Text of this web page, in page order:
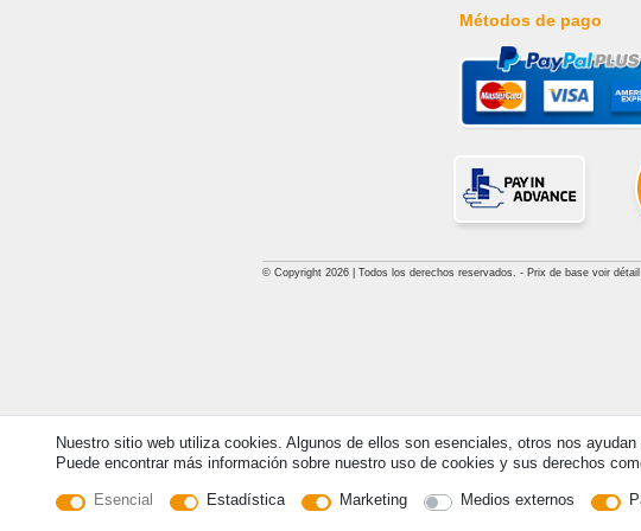
Métodos de pago
© Copyright 2026 | Todos los derechos reservados. - Prix de base voir
Nuestro sitio web utiliza cookies. Algunos de ellos son esenciales, otros nos
Puede encontrar más información sobre nuestro uso de cookies y sus derechos
Esencial Estadística Marketing Medios externos